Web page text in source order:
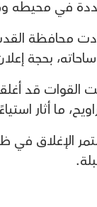
في محيطه
محافظة
بحجة
القوات قد
ما أثار
الإغلاق في